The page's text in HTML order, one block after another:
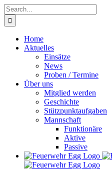
Skip
to
content
Search
for:
Home
Aktuelles
Einsätze
News
Proben / Termine
Über uns
Mitglied werden
Geschichte
Stützpunktaufgaben
Mannschaft
Funktionäre
Aktive
Passive